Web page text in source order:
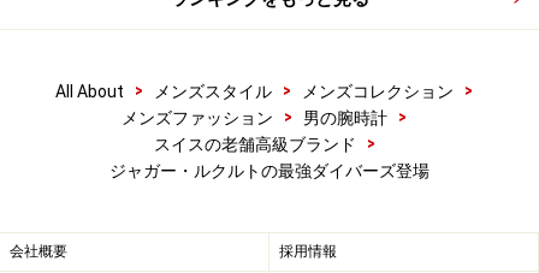
All About > メンズスタイル > メンズコレクション
>
メンズファッション
> 男の腕時計
>
スイスの老舗高級ブランド
>
ジャガー・ルクルトの最強ダイバーズ登場
会社概要 採用情報